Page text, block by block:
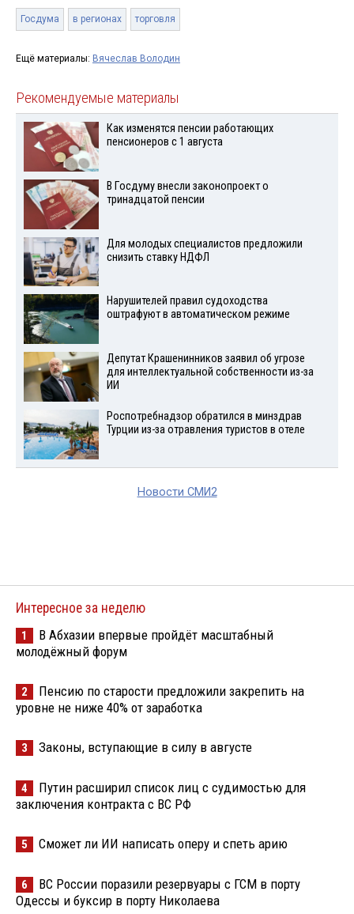
Госдума в регионах торговля
Ещё материалы: Вячеслав Володин
Рекомендуемые материалы
Как изменятся пенсии работающих
пенсионеров с 1 августа
В Госдуму внесли законопроект о
тринадцатой пенсии
Для молодых специалистов предложили
снизить ставку НДФЛ
Нарушителей правил судоходства
оштрафуют в автоматическом режиме
Депутат Крашенинников заявил об угрозе
для интеллектуальной собственности из-за
ИИ
Роспотребнадзор обратился в минздрав
Турции из-за отравления туристов в отеле
Новости СМИ2
Интересное за неделю
1
В Абхазии впервые пройдёт масштабный
молодёжный форум
2
Пенсию по старости предложили закрепить на
уровне не ниже 40% от заработка
3 Законы, вступающие в силу в августе
4
Путин расширил список лиц с судимостью для
заключения контракта с ВС РФ
5 Сможет ли ИИ написать оперу и спеть арию
6
ВС России поразили резервуары с ГСМ в порту
Одессы и буксир в порту Николаева